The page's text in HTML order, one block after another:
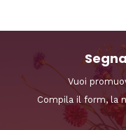
Vuoi
Compila il form, la